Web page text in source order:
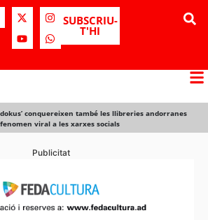
SUBSCRIU-
T'HI
conquereixen també les llibreries andorranes
viral a les xarxes socials
Publicitat